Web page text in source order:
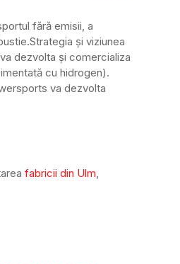
fără emisii, a
Strategia și viziunea
dezvolta și comercializa
cu hidrogen).
va dezvolta
fabricii din Ulm